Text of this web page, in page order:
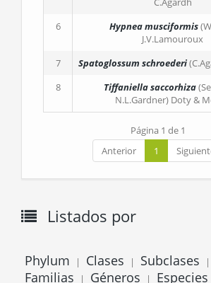
6
Hypnea musciformis
J.V.Lamouroux
7
Spatoglossum schroederi
8
Tiffaniella saccorhiza
N.L.Gardner) Doty &
Página 1 de 1
Anterior
1
Listados por
Phylum | Clases | Subclases |
Familias | Géneros | Especies